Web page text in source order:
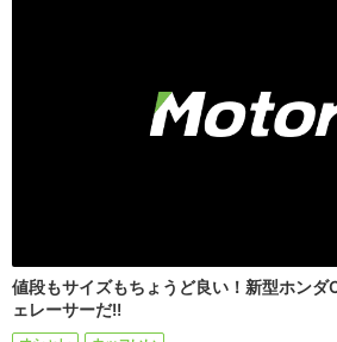
値段もサイズもちょうど良い！新型ホンダ
ェレーサーだ!!